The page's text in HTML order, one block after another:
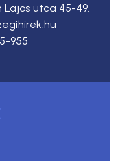
Lajos utca 45-49.
955